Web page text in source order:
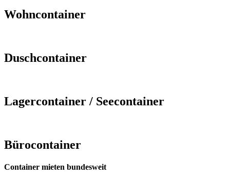
Wohncontainer
Duschcontainer
Lagercontainer / Seecontainer
Bürocontainer
Container mieten bundesweit